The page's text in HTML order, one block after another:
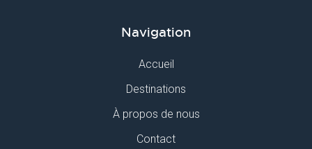
Navigation
Accueil
Destinations
À propos de nous
Contact